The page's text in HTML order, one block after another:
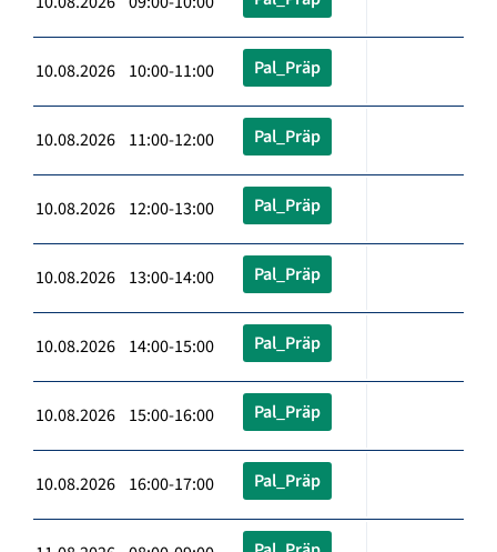
10.08.2026 10:00-11:00 Pal_Präp
10.08.2026 11:00-12:00 Pal_Präp
10.08.2026 12:00-13:00 Pal_Präp
10.08.2026 13:00-14:00 Pal_Präp
10.08.2026 14:00-15:00 Pal_Präp
10.08.2026 15:00-16:00 Pal_Präp
10.08.2026 16:00-17:00 Pal_Präp